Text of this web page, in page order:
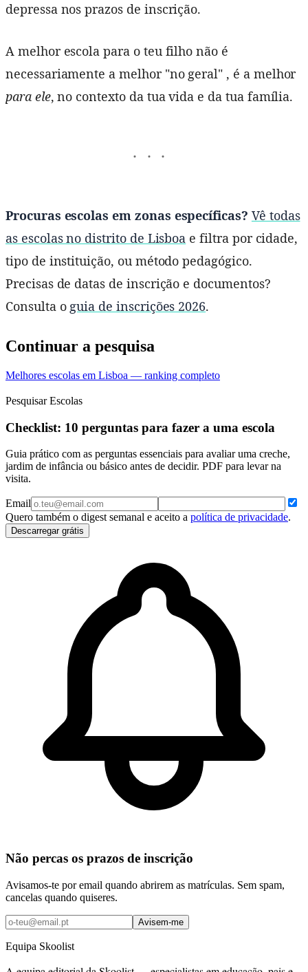
depressa nos prazos de inscrição.
A melhor escola para o teu filho não é
necessariamente a melhor "no geral" , é a melhor
para ele, no contexto da tua vida e da tua família.
Procuras escolas em zonas específicas? Vê todas
as escolas no distrito de Lisboa e filtra por cidade,
tipo de instituição, ou método pedagógico.
Precisas de datas de inscrição e documentos?
Consulta o guia de inscrições 2026.
Continuar a pesquisa
Melhores escolas em Lisboa — ranking completo
Pesquisar Escolas
Checklist: 10 perguntas para fazer a uma escola
Guia prático com as perguntas essenciais para avaliar uma creche,
jardim de infância ou básico antes de decidir. PDF para levar na
visita.
Email
Quero também o digest semanal e aceito a política de privacidade.
Descarregar grátis
Não percas os prazos de inscrição
Avisamos-te por email quando abrirem as matrículas. Sem spam,
cancelas quando quiseres.
Avisem-me
Equipa Skoolist